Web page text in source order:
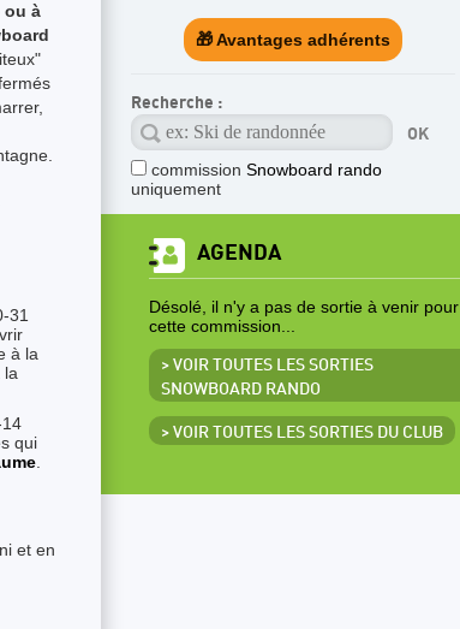
ou à
31
à la
la
qui
et en
🎁 Avantages adhérents
Recherche :
commission Snowboard rando
uniquement
AGENDA
Désolé, il n'y a pas de sortie à venir pour
cette commission...
> VOIR TOUTES LES SORTIES
SNOWBOARD RANDO
> VOIR TOUTES LES SORTIES DU CLUB